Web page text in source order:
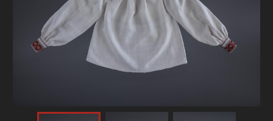
ОНЛАЙН-КРАМНИЦЯ
ПІДТРИМАТИ